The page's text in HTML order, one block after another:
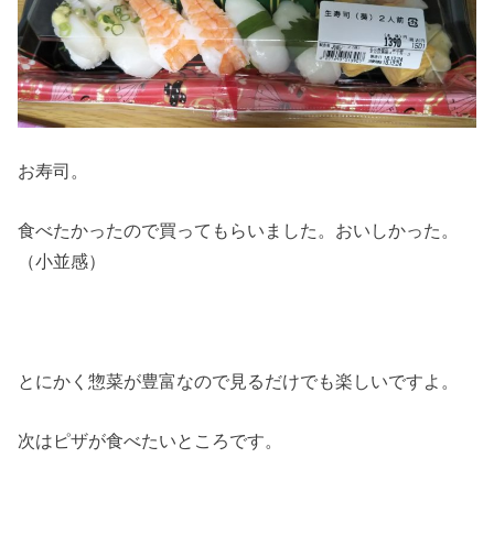
お寿司。
食べたかったので買ってもらいました。おいしかった。
（小並感）
とにかく惣菜が豊富なので見るだけでも楽しいですよ。
次はピザが食べたいところです。